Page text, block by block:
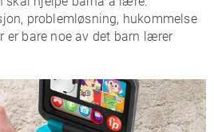
problemløsning, hukommelse
er bare noe av det barn lærer